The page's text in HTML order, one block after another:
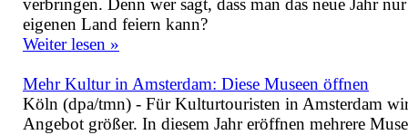
eigenen Land feiern kann?
Weiter lesen »
Mehr Kultur in Amsterdam: Diese Museen öffnen
Köln (dpa/tmn) - Für Kulturtouristen in Amsterdam
Angebot größer. In diesem Jahr eröffnen mehrere